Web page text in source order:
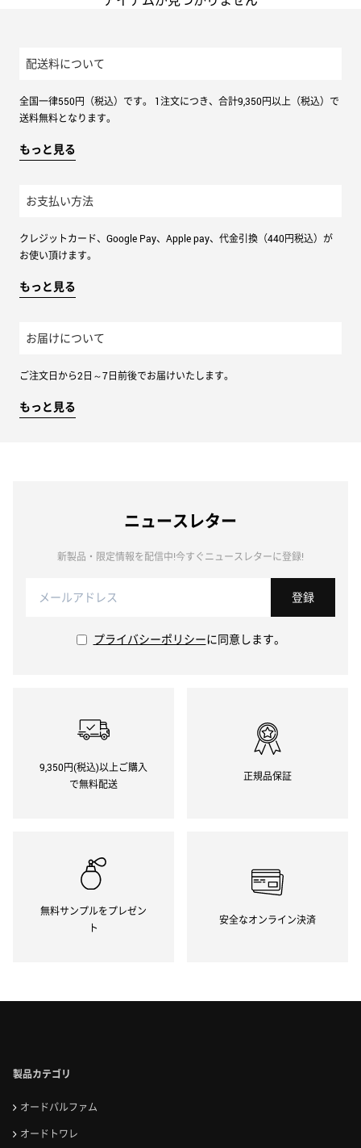
ZEGNA
配送料について
全国一律550円（税込）です。 1注文につき、合計9,350円以上（税込）で
送料無料となります。
もっと見る
お支払い方法
クレジットカード、Google Pay、Apple pay、代金引換（440円税込）が
お使い頂けます。
もっと見る
お届けについて
ご注文日から2日～7日前後でお届けいたします。
もっと見る
ニュースレター
新製品・限定情報を配信中!今すぐニュースレターに登録!
登録
プライバシーポリシーに同意します。
9,350円(税込)以上ご購入
で無料配送
正規品保証
無料サンプルをプレゼン
ト
安全なオンライン決済
製品カテゴリ
オードパルファム
オードトワレ